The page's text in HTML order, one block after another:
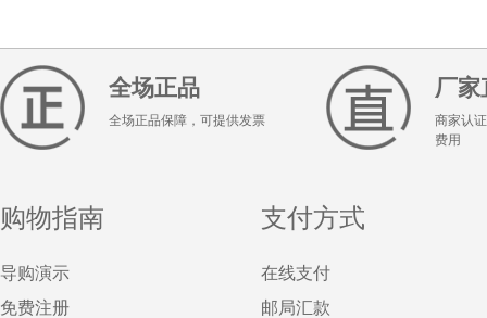
全场正品
全场正品保障，可提供发票
厂家
商家认
费用
购物指南
导购演示
免费注册
支付方式
在线支付
邮局汇款